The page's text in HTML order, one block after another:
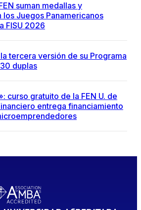
suman medallas y
Juegos Panamericanos
FISU 2026
tercera versión de su Programa
duplas
curso gratuito de la FEN U. de
entrega financiamiento